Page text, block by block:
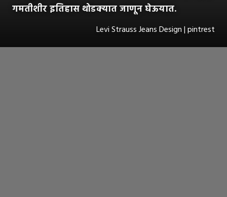
गमतीशीर इतिहास थोडक्यात जाणून घेऊयात.
Levi Strauss Jeans Design | pintrest